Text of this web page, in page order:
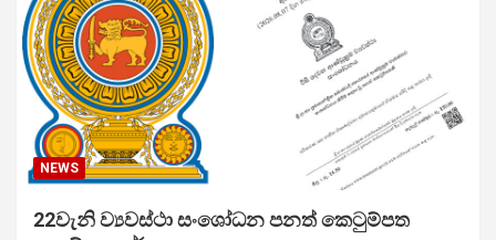
NEWS
22වැනි ව්‍යවස්ථා සංශෝධන පනත් කෙටුම්පත